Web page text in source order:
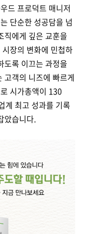
드 프로덕트 매니저
단순한 성공담을 넘
직에게 깊은 교훈을
장의 변화에 민첩하
도록 이끄는 과정을
고객의 니즈에 빠르게
시가총액이 130
계 최고 성과를 기록
았습니다.